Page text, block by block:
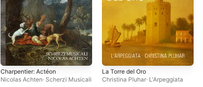
Charpentier: Actéon
Nicolas Achten· Scherzi Musicali
La Torre del Oro
Christina Pluhar· L'Arpeggiata